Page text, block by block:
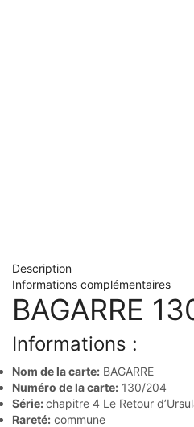
Description
Informations complémentaires
BAGARRE
Informations :
Nom de la carte: BAGARRE
Numéro de la carte: 130/204
Série:chapitre 4 Le Retour
Rareté: commune